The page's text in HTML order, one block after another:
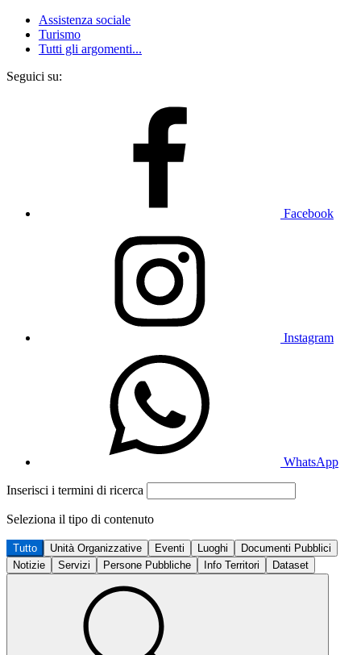
Assistenza sociale
Turismo
Tutti gli argomenti...
Seguici su:
Facebook
Instagram
WhatsApp
Inserisci i termini di ricerca
Seleziona il tipo di contenuto
Tutto Unità Organizzative Eventi Luoghi
Documenti Pubblici
Notizie
Servizi Persone Pubbliche Info Territori Dataset